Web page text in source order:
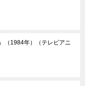
（1984年）（テレビアニ